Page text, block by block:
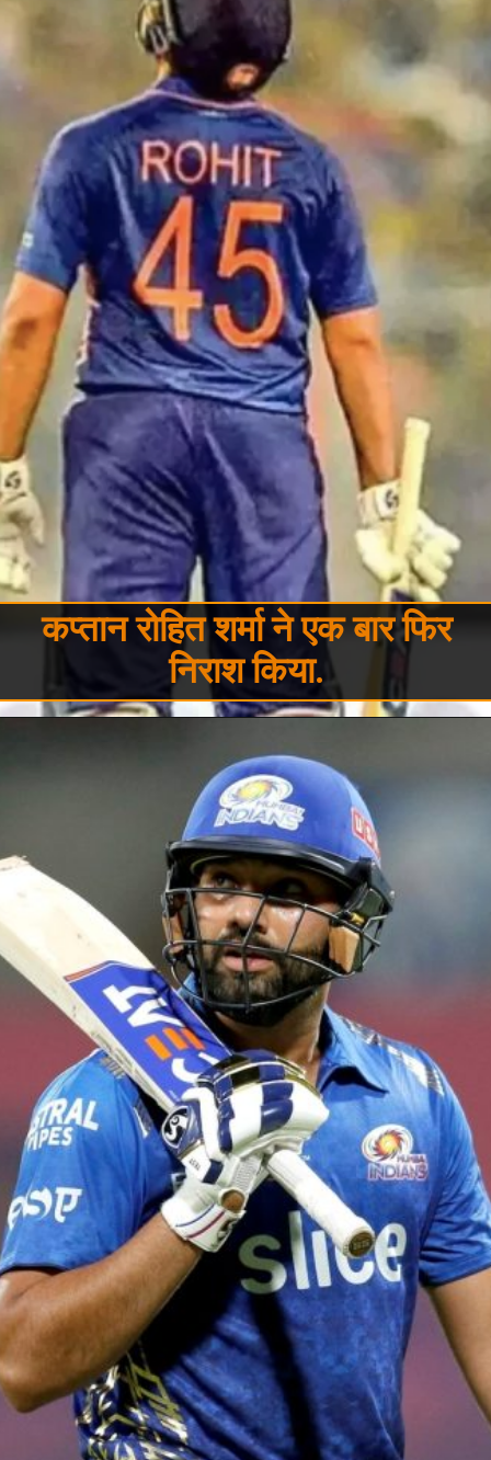
कप्तान रोहित शर्मा ने एक बार फिर
निराश किया.